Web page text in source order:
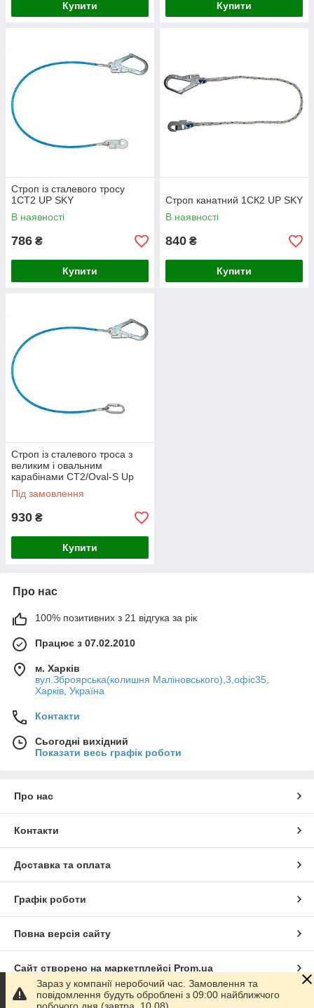
Купити Купити
Строп із сталевого тросу
1СТ2 UP SKY
В наявності
786 ₴
Купити
Строп канатний 1СК2 UP SKY
В наявності
840 ₴
Купити
Строп із сталевого троса з
великим і овальним
карабінами СТ2/Oval-S Up
Sky
Під замовлення
930 ₴
Купити
Про нас
100% позитивних з 21 відгука за рік
Працює з 07.02.2010
м. Харків
вул.Зброярська(колишня Маліновського),3,офіс35,
Харків, Україна
Контакти
Сьогодні вихідний
Показати весь графік роботи
Про нас
Контакти
Доставка та оплата
Графік роботи
Повна версія сайту
Сайт створено на маркетплейсі Prom.ua
Політика конфіденційності
Зараз у компанії неробочий час. Замовлення та
повідомлення будуть оброблені з 09:00 найближчого